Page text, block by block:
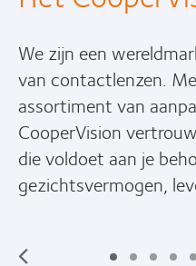
We zijn een
van contactlenzen.
assortiment van
CooperVision
die voldoet aan je
gezichtsvermogen,